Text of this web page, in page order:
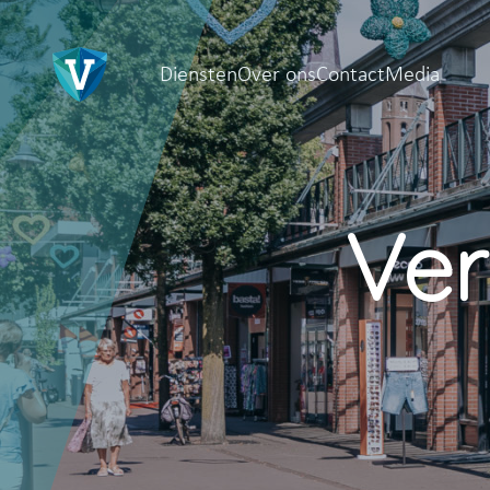
Diensten
Risicobeheer
Behulpzaam en oplossingsgericht
Verzekeringen
Oprecht en persoonlijk
Pensioenen
Inzicht en begeleiding
Over ons
Ons team
De mensen die jij
Werken bij
Over welke talenten
ContactMedia